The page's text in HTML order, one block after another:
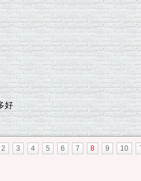
好
2 3 4 5 6 7 8 9 10